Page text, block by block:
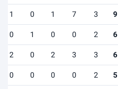
9
3
7
1
0
1
6
2
0
0
1
0
6
3
3
2
0
2
5
2
0
0
0
0